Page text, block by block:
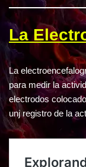
La
La
para medir la
electrodos
unj registro de la